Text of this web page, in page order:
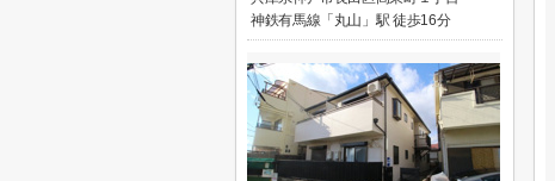
神鉄有馬線「丸山」駅 徒歩16分